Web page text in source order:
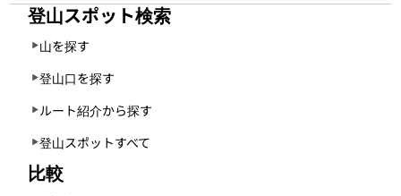
登山スポット検索
山を探す
登山口を探す
ルート紹介から探す
登山スポットすべて
比較